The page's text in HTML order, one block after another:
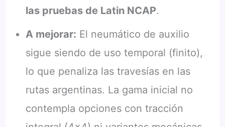
las pruebas de Latin NCAP.
A mejorar: El neumático de auxilio
sigue siendo de uso temporal (finito),
lo que penaliza las travesías en las
rutas argentinas. La gama inicial no
contempla opciones con tracción